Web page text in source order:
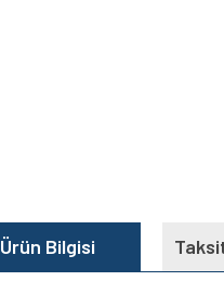
Ürün Bilgisi